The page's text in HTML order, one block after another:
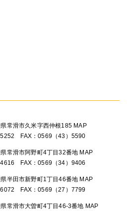
常滑市久米字西仲根185 MAP
FAX：0569（43）5590
常滑市阿野町4丁目32番地 MAP
FAX：0569（34）9406
半田市新野町1丁目46番地 MAP
FAX：0569（27）7799
常滑市大曽町4丁目46-3番地 MAP